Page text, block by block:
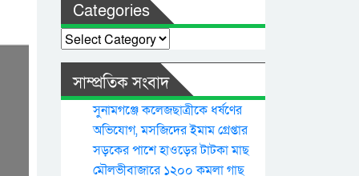
Categories
Categories
সাম্প্রতিক সংবাদ
সুনামগঞ্জে কলেজছাত্রীকে ধর্ষণের
অভিযোগ, মসজিদের ইমাম গ্রেপ্তার
সড়কের পাশে হাওড়ের টাটকা মাছ
মৌলভীবাজারে ১২০০ কমলা গাছ